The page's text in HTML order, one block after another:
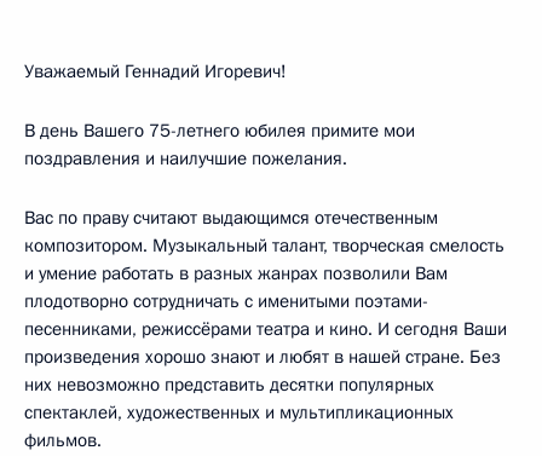
Уважаемый Геннадий Игоревич!
В день Вашего 75-летнего юбилея примите мои
поздравления и наилучшие пожелания.
Вас по праву считают выдающимся отечественным
композитором. Музыкальный талант, творческая смелость
и умение работать в разных жанрах позволили Вам
плодотворно сотрудничать с именитыми поэтами-
песенниками, режиссёрами театра и кино. И сегодня Ваши
произведения хорошо знают и любят в нашей стране. Без
них невозможно представить десятки популярных
спектаклей, художественных и мультипликационных
фильмов.